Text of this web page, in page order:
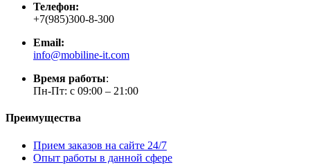
Телефон:
+7(985)300-8-300
Email:
info@mobiline-it.com
Время работы:
Пн-Пт: с 09:00 – 21:00
Преимущества
Прием заказов на сайте 24/7
Опыт работы в данной сфере